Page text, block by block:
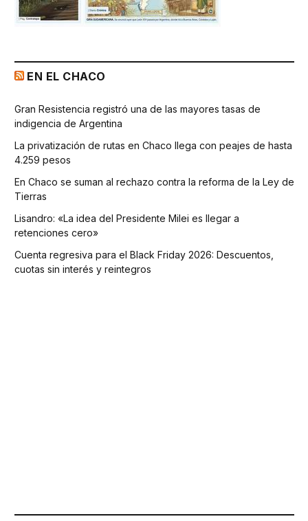
EN EL CHACO
Gran Resistencia registró una de las mayores tasas de
indigencia de Argentina
La privatización de rutas en Chaco llega con peajes de hasta
4.259 pesos
En Chaco se suman al rechazo contra la reforma de la Ley de
Tierras
Lisandro: «La idea del Presidente Milei es llegar a
retenciones cero»
Cuenta regresiva para el Black Friday 2026: Descuentos,
cuotas sin interés y reintegros